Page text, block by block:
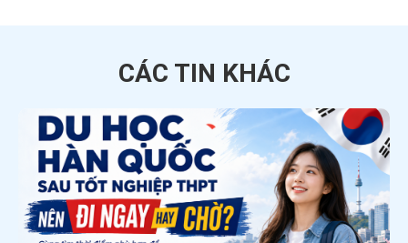
CÁC TIN KHÁC